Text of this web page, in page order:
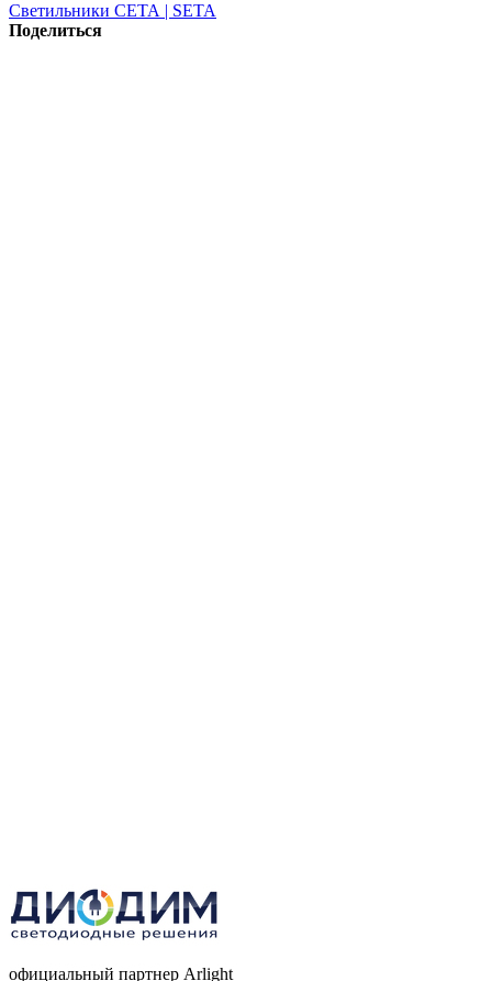
Светильники СЕТА | SETA
Поделиться
официальный партнер Arlight